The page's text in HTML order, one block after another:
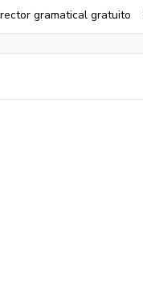
gramatical gratuito